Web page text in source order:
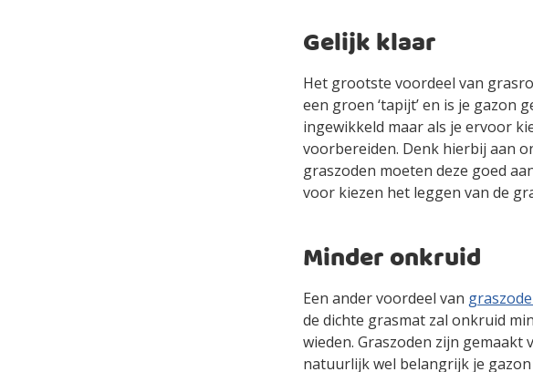
Gelijk klaar
Het grootste voordeel van
een groen ‘tapijt’ en is je gazon
ingewikkeld maar als je ervoor
voorbereiden. Denk hierbij aan
graszoden moeten deze goed
voor kiezen het leggen van de
Minder onkruid
Een ander voordeel van
de dichte grasmat zal onkruid
wieden. Graszoden zijn gemaakt
natuurlijk wel belangrijk je